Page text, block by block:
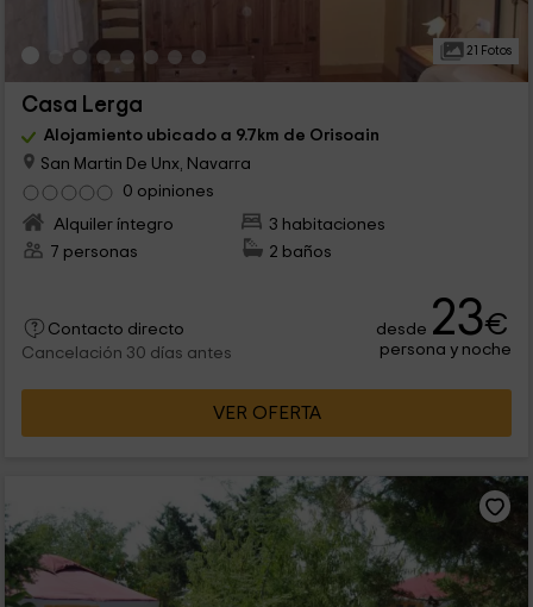
21 Fotos
Casa Lerga
Alojamiento ubicado a 9.7km de Orisoain
San Martin De Unx, Navarra
0 opiniones
Alquiler íntegro
3 habitaciones
7 personas
2 baños
Contacto directo
Cancelación 30 días antes
desde 23€
persona y noche
VER OFERTA